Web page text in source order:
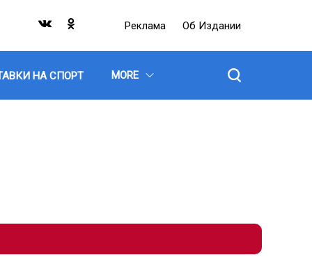
Реклама Об Издании
НА СПОРТ MORE